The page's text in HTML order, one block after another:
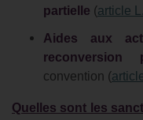
partielle (article
Aides aux
reconversion
convention (
Quelles sont les